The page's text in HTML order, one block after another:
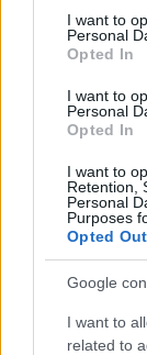
consent section.
I want to
Personal
Opted In
I want to
Personal
Opted In
I want to
Retention,
Personal
Purposes
Opted Out
Google
I want to
related to
Celeb vagyok,